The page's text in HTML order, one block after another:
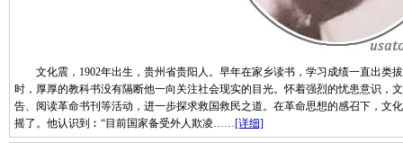
文化震，1902年出生，贵州省贵阳人。早年在家乡读书，学习成绩一直出类
时，厚厚的教科书没有隔断他一向关注社会现实的目光。怀着强烈的忧患意识，
告、阅读革命书刊等活动，进一步探求救国救民之道。在革命思想的感召下，文
摇了。他认识到︰“目前国家备受外人欺凌……[详细]